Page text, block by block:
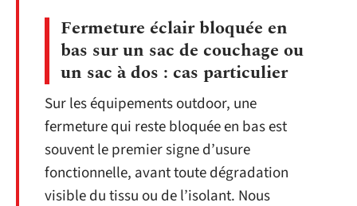
Fermeture éclair bloquée en
bas sur un sac de couchage ou
un sac à dos : cas particulier
Sur les équipements outdoor, une
fermeture qui reste bloquée en bas est
souvent le premier signe d’usure
fonctionnelle, avant toute dégradation
visible du tissu ou de l’isolant. Nous